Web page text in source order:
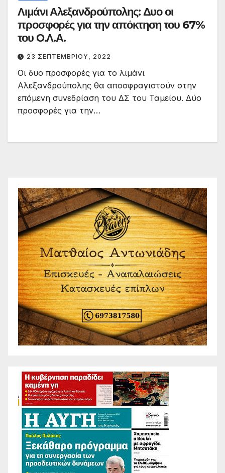
Λιμάνι Αλεξανδρούπολης: Δυο οι
προσφορές για την απόκτηση του 67%
του Ο.Λ.Α.
23 ΣΕΠΤΕΜΒΡΊΟΥ, 2022
Οι δυο προσφορές για το λιμάνι
Αλεξανδρούπολης θα αποσφραγιστούν στην
επόμενη συνεδρίαση του ΔΣ του Ταμείου. Δύο
προσφορές για την…